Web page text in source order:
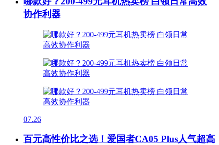
协作利器
07.26
百元高性价比之选！爱国者CA05 Plus人气超高